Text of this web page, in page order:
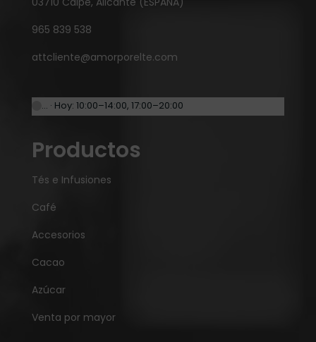
965 839 538
attcliente@amorporelte.com
… · Hoy: 10:00–14:00, 17:00–20:00
Productos
Tés e Infusiones
Café
Accesorios
Cacao
Azúcar
Venta por mayor